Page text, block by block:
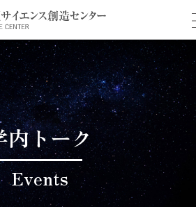
報
＞ 12月学内共同研究促進トー
内トーク
Events